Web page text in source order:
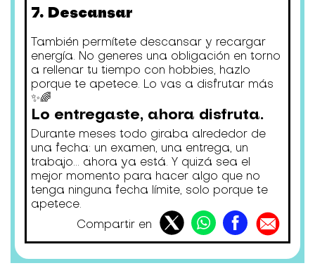
7. Descansar
También permítete descansar y recargar
energía. No generes una obligación en torno
a rellenar tu tiempo con hobbies, hazlo
porque te apetece. Lo vas a disfrutar más
✨🌈
Lo entregaste, ahora disfruta.
Durante meses todo giraba alrededor de
una fecha: un examen, una entrega, un
trabajo... ahora ya está. Y quizá sea el
mejor momento para hacer algo que no
tenga ninguna fecha límite, solo porque te
apetece.
Compartir en